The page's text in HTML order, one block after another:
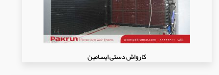
کارواش دستی ایسامین